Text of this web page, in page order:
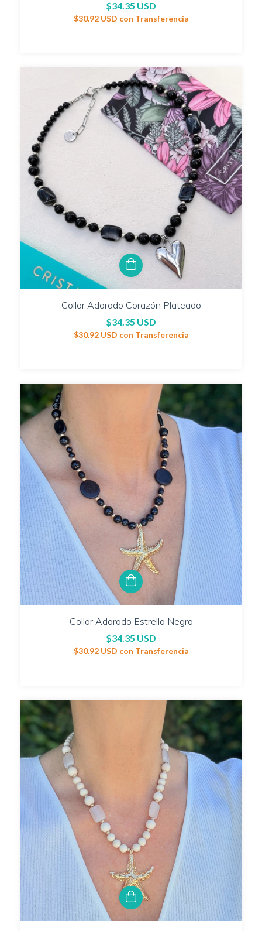
$34.35 USD
$30.92 USD con Transferencia
Collar Adorado Corazón Plateado
$34.35 USD
$30.92 USD con Transferencia
Collar Adorado Estrella Negro
$34.35 USD
$30.92 USD con Transferencia